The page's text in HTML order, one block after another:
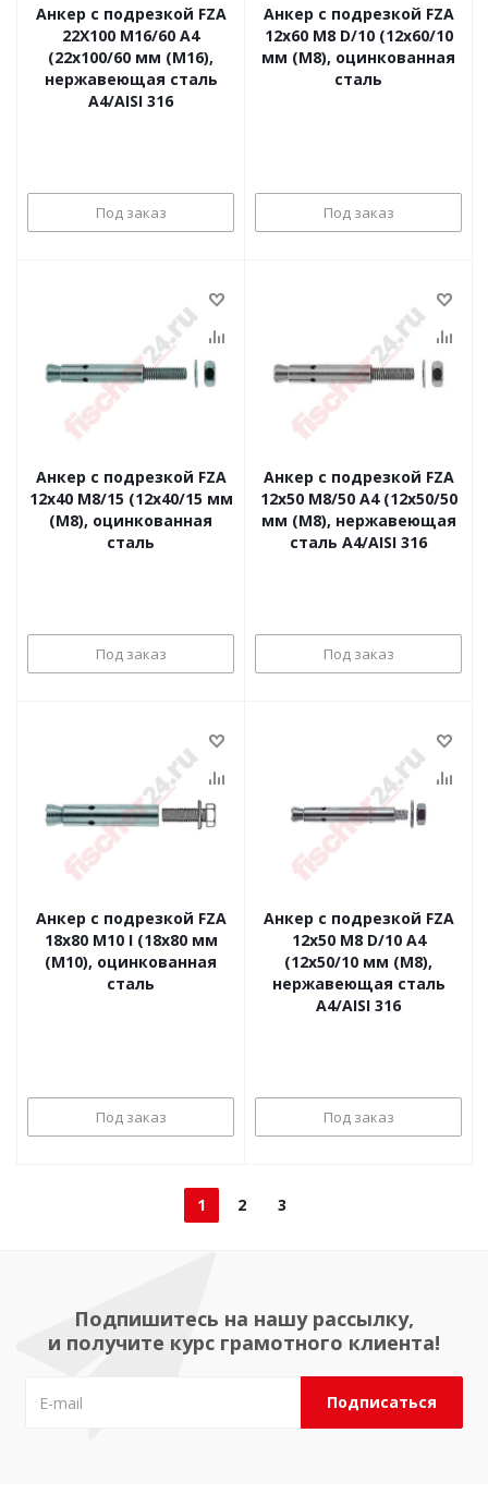
Анкер с подрезкой FZA
22X100 M16/60 A4
(22x100/60 мм (M16),
нержавеющая сталь
A4/AISI 316
Под заказ
Анкер с подрезкой FZA
12x60 M8 D/10 (12x60/10
мм (M8), оцинкованная
сталь
Под заказ
Анкер с подрезкой FZA
12x40 M8/15 (12x40/15 мм
(M8), оцинкованная
сталь
Под заказ
Анкер с подрезкой FZA
12x50 M8/50 A4 (12x50/50
мм (M8), нержавеющая
сталь A4/AISI 316
Под заказ
Анкер с подрезкой FZA
18x80 M10 I (18x80 мм
(M10), оцинкованная
сталь
Под заказ
Анкер с подрезкой FZA
12x50 M8 D/10 A4
(12x50/10 мм (M8),
нержавеющая сталь
A4/AISI 316
Под заказ
1 2 3
Подпишитесь на нашу рассылку,
и получите курс грамотного клиента!